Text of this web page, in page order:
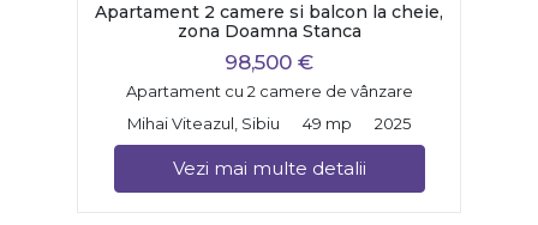
Apartament 2 camere si balcon la cheie,
zona Doamna Stanca
98,500 €
Apartament cu 2 camere de vânzare
Mihai Viteazul, Sibiu
49 mp 2025
Vezi mai multe detalii